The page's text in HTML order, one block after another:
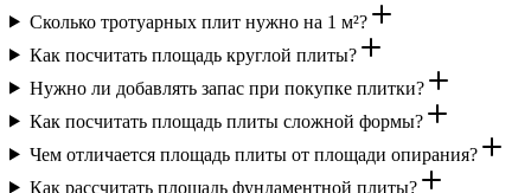
Сколько тротуарных плит нужно на 1 м²?
Как посчитать площадь круглой плиты?
Нужно ли добавлять запас при покупке плитки?
Как посчитать площадь плиты сложной формы?
Чем отличается площадь плиты от площади опирания?
Как рассчитать площадь фундаментной плиты?